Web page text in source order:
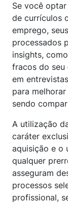
Se você
de currículos
emprego,
processados
insights,
fracos do seu
em
para
sendo
A utilização
caráter
aquisição e o
qualquer
asseguram
processos
profissional,